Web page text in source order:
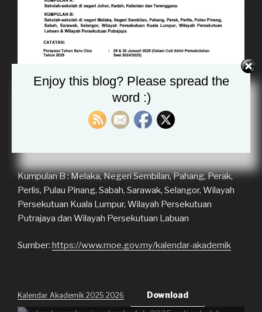
Kumpulan B : Melaka, Negeri Sembilan, Pahang, Perak,
Perlis, Pulau Pinang, Sabah, Sarawak, Selangor, Wilayah
Persekutuan Kuala Lumpur, Wilayah Persekutuan
Putrajaya dan Wilayah Persekutuan Labuan
Sumber: https://www.moe.gov.my/kalendar-akademik
Kalendar Akademik 2025 2026 Download
Enjoy this blog? Please spread the
word :)